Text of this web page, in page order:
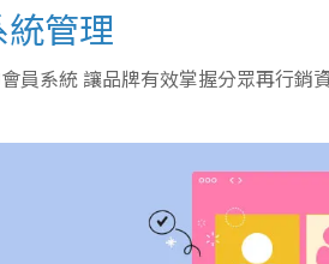
管理
員系統 讓品牌有效掌握分眾再行銷